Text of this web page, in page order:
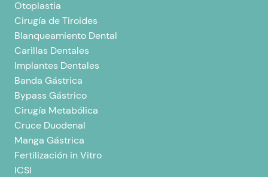
Otoplastia
Cirugía de Tiroides
Blanqueamiento Dental
Carillas Dentales
Implantes Dentales
Banda Gástrica
Bypass Gástrico
Cirugía Metabólica
Cruce Duodenal
Manga Gástrica
Fertilización in Vitro
ICSI